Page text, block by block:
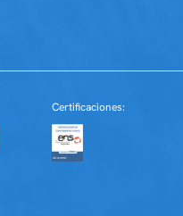
Certificaciones: